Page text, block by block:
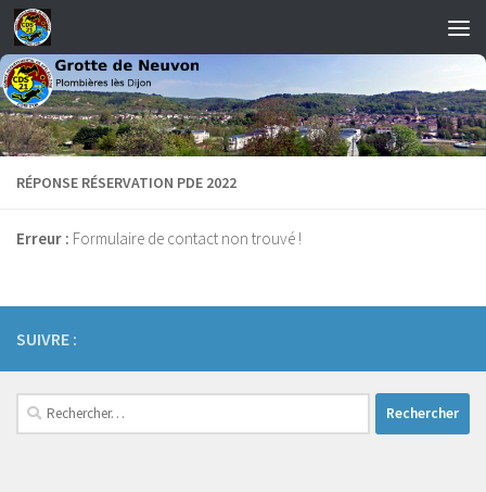
Skip to content
RÉPONSE RÉSERVATION PDE 2022
Erreur : Formulaire de contact non trouvé !
SUIVRE :
Rechercher :